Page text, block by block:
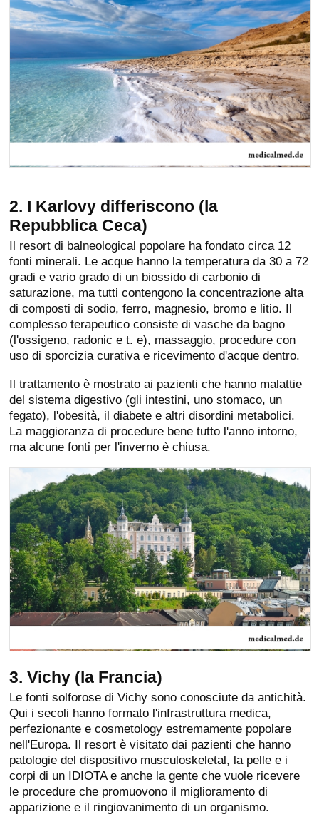
2. I Karlovy differiscono (la
Repubblica Ceca)
Il resort di balneological popolare ha fondato circa 12
fonti minerali. Le acque hanno la temperatura da 30 a 72
gradi e vario grado di un biossido di carbonio di
saturazione, ma tutti contengono la concentrazione alta
di composti di sodio, ferro, magnesio, bromo e litio. Il
complesso terapeutico consiste di vasche da bagno
(l'ossigeno, radonic e t. e), massaggio, procedure con
uso di sporcizia curativa e ricevimento d'acque dentro.
Il trattamento è mostrato ai pazienti che hanno malattie
del sistema digestivo (gli intestini, uno stomaco, un
fegato), l'obesità, il diabete e altri disordini metabolici.
La maggioranza di procedure bene tutto l'anno intorno,
ma alcune fonti per l'inverno è chiusa.
3. Vichy (la Francia)
Le fonti solforose di Vichy sono conosciute da antichità.
Qui i secoli hanno formato l'infrastruttura medica,
perfezionante e cosmetology estremamente popolare
nell'Europa. Il resort è visitato dai pazienti che hanno
patologie del dispositivo musculoskeletal, la pelle e i
corpi di un IDIOTA e anche la gente che vuole ricevere
le procedure che promuovono il miglioramento di
apparizione e il ringiovanimento di un organismo.